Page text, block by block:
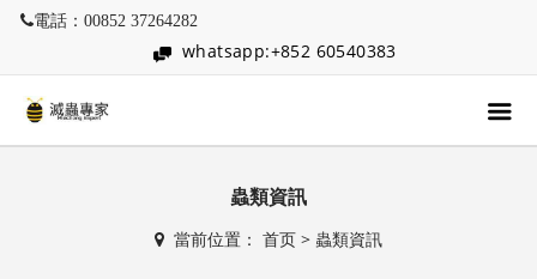
電話：00852 37264282
whatsapp:+852 60540383
蟲類資訊
當前位置： 首页> 蟲類資訊